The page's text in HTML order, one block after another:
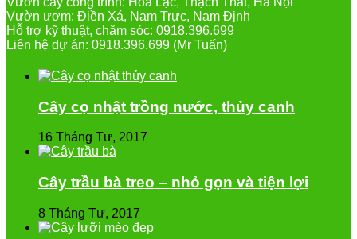
Vườn ươm: Điền Xá, Nam Trực, Nam Định
Hỗ trợ kỹ thuật, chăm sóc: 0918.396.699
Liên hệ dự án: 0918.396.699 (Mr Tuấn)
Cây cọ nhật trồng nước, thủy canh
16 Tháng Tư, 2017
Cây trầu bà treo – nhỏ gọn và tiện lợi
8 Tháng Tư, 2017